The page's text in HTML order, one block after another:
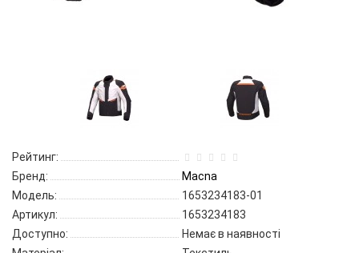
Рейтинг:
Бренд:
Macna
Модель:
1653234183-01
Артикул:
1653234183
Доступно:
Немає в наявності